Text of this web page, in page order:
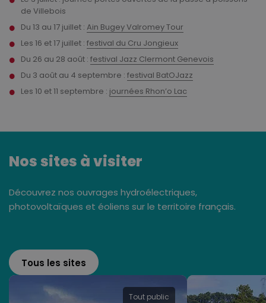
de Villebois
Du 13 au 17 juillet : Ain Bugey Valromey Tour
Les 16 et 17 juillet : festival du Cru Jongieux
Du 26 au 28 août : festival Jazz Clermont Genevois
Du 3 août au 4 septembre : festival BatOJazz
Les 10 et 11 septembre : journées Rhon’o Lac
Nos sites à visiter
Découvrez nos ouvrages hydroélectriques,
photovoltaïques et éoliens sur le territoire français.
Tous les sites
Tout public